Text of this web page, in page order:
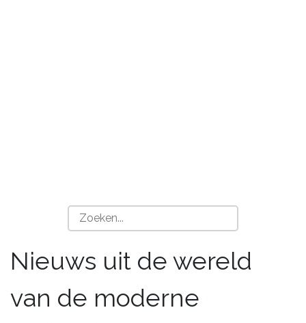
Nieuws uit de wereld
van de moderne